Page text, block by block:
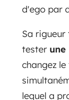
d'ego par
Sa
tester
changez
lequel a